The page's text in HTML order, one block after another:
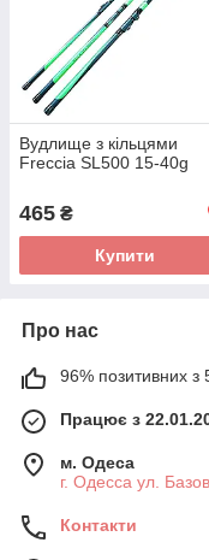
Вудлище з кільцями
Freccia SL500 15-40g
465 ₴
Купити
Про нас
96% позитивних з
Працює з
м. Одеса
г. Одесса ул.
Контакти